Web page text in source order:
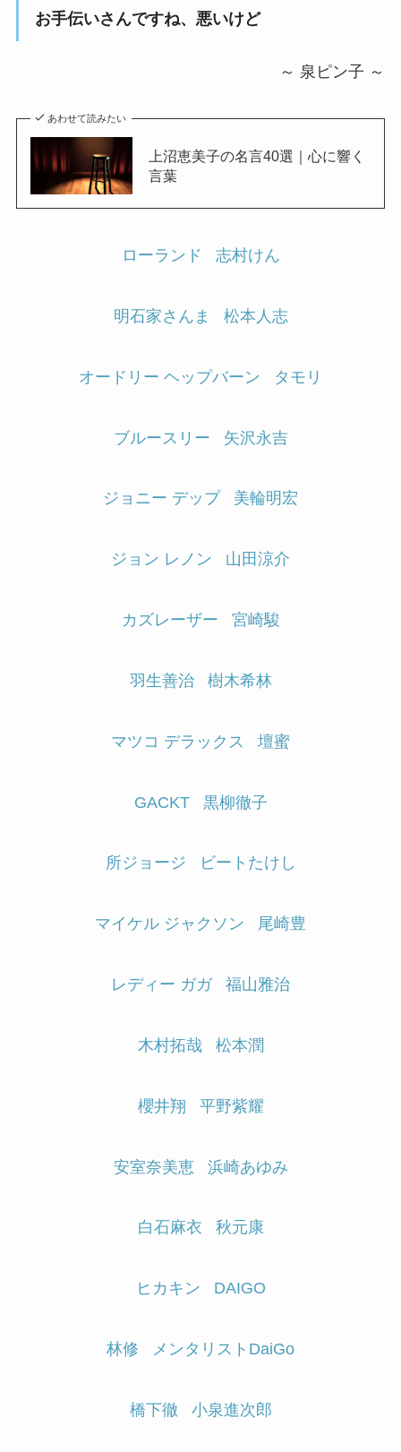
お手伝いさんですね、悪いけど
～ 泉ピン子 ～
あわせて読みたい
上沼恵美子の名言40選｜心に響く
言葉
ローランド 志村けん
明石家さんま 松本人志
オードリー ヘップバーン タモリ
ブルースリー 矢沢永吉
ジョニー デップ 美輪明宏
ジョン レノン 山田涼介
カズレーザー 宮崎駿
羽生善治 樹木希林
マツコ デラックス 壇蜜
GACKT 黒柳徹子
所ジョージ ビートたけし
マイケル ジャクソン 尾崎豊
レディー ガガ 福山雅治
木村拓哉 松本潤
櫻井翔 平野紫耀
安室奈美恵 浜崎あゆみ
白石麻衣 秋元康
ヒカキン DAIGO
林修 メンタリストDaiGo
橋下徹 小泉進次郎